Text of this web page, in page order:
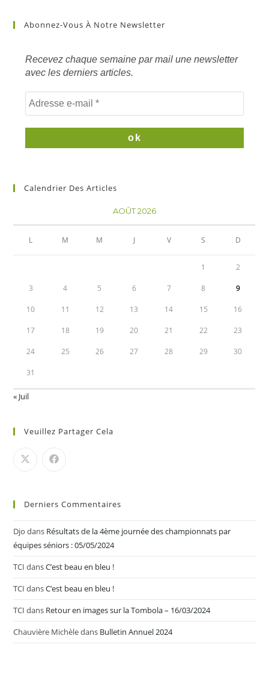
mots
Abonnez-Vous À Notre Newsletter
Recevez chaque semaine par mail une newsletter
avec les derniers articles.
Calendrier Des Articles
AOÛT 2026
L M M J V S D
1 2
3 4 5 6 7 8 9
10 11 12 13 14 15 16
17 18 19 20 21 22 23
24 25 26 27 28 29 30
31
« Juil
Veuillez Partager Cela
Derniers Commentaires
Djo dans Résultats de la 4ème journée des championnats par
équipes séniors : 05/05/2024
TCI dansC’est beau en bleu !
TCI dansC’est beau en bleu !
TCI dans Retour en images sur la Tombola – 16/03/2024
Chauvière Michèledans Bulletin Annuel 2024